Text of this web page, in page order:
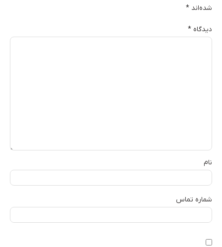
شده‌اند *
دیدگاه *
نام
شماره تماس